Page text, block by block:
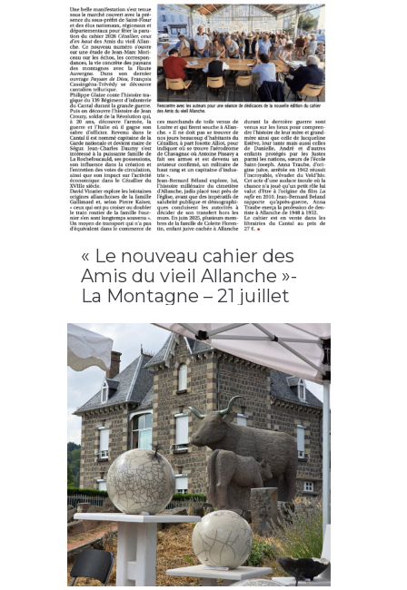
« Le nouveau cahier des
Amis du vieil Allanche »-
La Montagne – 21 juillet
2026,Allanche cahier n°19, LAVA